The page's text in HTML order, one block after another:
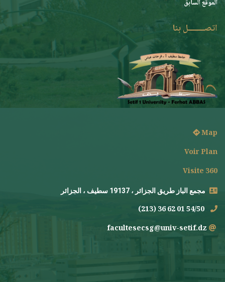
الموقع السابق
اتصــــــــل بنا
Map
Voir Plan
Visite 360
مجمع الباز طريق الجزائر ، 19137 سطيف ، الجزائر
(213) 36 62 01 54/50
facultesecsg@univ-setif.dz